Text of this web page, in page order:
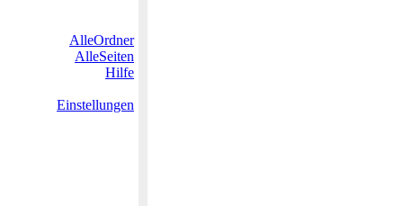
AlleOrdner
AlleSeiten
Hilfe
Einstellungen